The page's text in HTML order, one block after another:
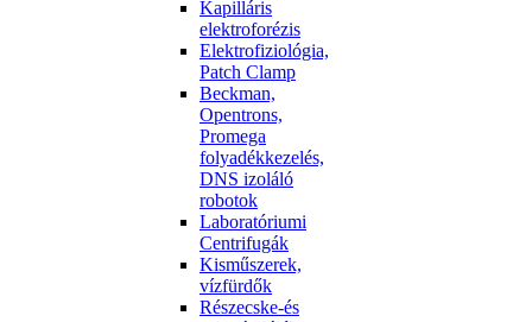
Kapilláris
elektroforézis
Elektrofiziológia,
Patch Clamp
Beckman,
Opentrons,
Promega
folyadékkezelés,
DNS izoláló
robotok
Laboratóriumi
Centrifugák
Kisműszerek,
vízfürdők
Részecske-és